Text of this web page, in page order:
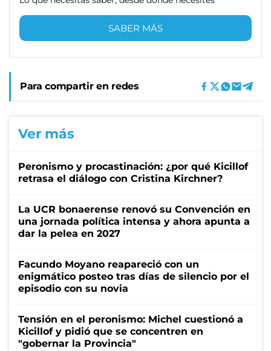
SABER MÁS
Para compartir en redes
Ver más
Peronismo y procastinación: ¿por qué Kicillof
retrasa el diálogo con Cristina Kirchner?
La UCR bonaerense renovó su Convención en
una jornada política intensa y ahora apunta a
dar la pelea en 2027
Facundo Moyano reapareció con un
enigmático posteo tras días de silencio por el
episodio con su novia
Tensión en el peronismo: Michel cuestionó a
Kicillof y pidió que se concentren en
"gobernar la Provincia"